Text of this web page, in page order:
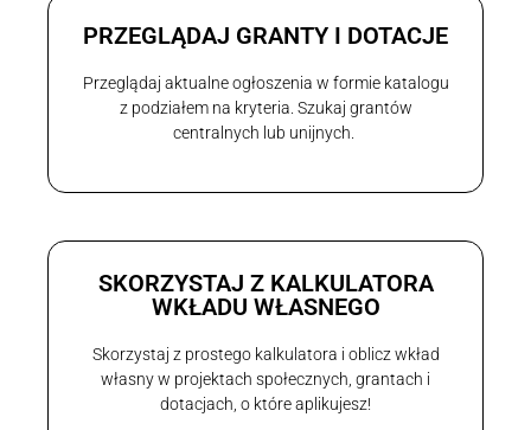
PRZEGLĄDAJ GRANTY I DOTACJE
Przeglądaj aktualne ogłoszenia w formie katalogu
z podziałem na kryteria. Szukaj grantów
centralnych lub unijnych.
SKORZYSTAJ Z KALKULATORA
WKŁADU WŁASNEGO
Skorzystaj z prostego kalkulatora i oblicz wkład
własny w projektach społecznych, grantach i
dotacjach, o które aplikujesz!